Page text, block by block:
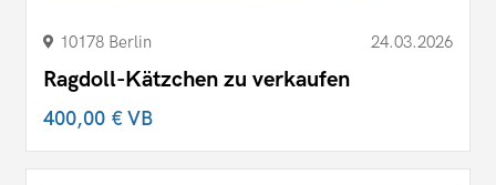
10178 Berlin 24.03.2026
Ragdoll-Kätzchen zu verkaufen
400,00 €VB